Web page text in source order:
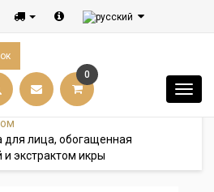
0
для лица, обогащенная
и экстрактом икры